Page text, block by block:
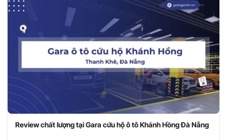
Review chất lượng tại Gara cứu hộ ô tô Khánh Hồng Đà Nẵng